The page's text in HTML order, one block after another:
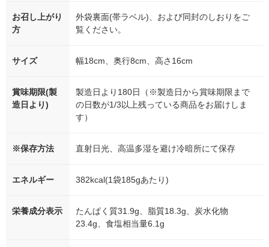
お召し上がり
方
外袋裏面(帯ラベル)、および同封のしおりをご
覧ください。
サイズ 幅18cm、奥行8cm、高さ16cm
賞味期限(製
造日より)
製造日より180日（※製造日から賞味期限まで
の日数が1/3以上残っている商品をお届けしま
す）
※保存方法 直射日光、高温多湿を避け冷暗所にて保存
エネルギー 382kcal(1袋185gあたり)
栄養成分表示
たんぱく質31.9g、脂質18.3g、炭水化物
23.4g、食塩相当量6.1g